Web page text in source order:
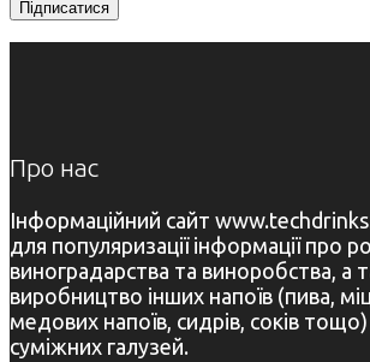
Про нас
Інформаційний сайт
для популяризації інформації про
виноградарства та виноробства, а
виробництво інших напоїв (пива,
медових напоїв, сидрів, соків
суміжних галузей.